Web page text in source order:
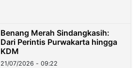
Benang Merah Sindangkasih:
Dari Perintis Purwakarta hingga
KDM
21/07/2026 - 09:22